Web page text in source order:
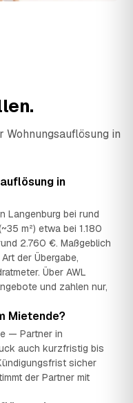
Wohnungsauflösung in
in
Langenburg bei rund
m²) etwa bei 1.180
2.760 €. Maßgeblich
der Übergabe,
Über AWL
und zahlen nur,
Mietende?
— Partner in
auch kurzfristig bis
sicher
der Partner mit